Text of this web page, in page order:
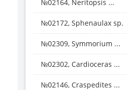
№02164, Neritopsis ...
№02172, Sphenaulax sp.
№02309, Symmorium ...
№02302, Cardioceras ...
№02146, Craspedites ...